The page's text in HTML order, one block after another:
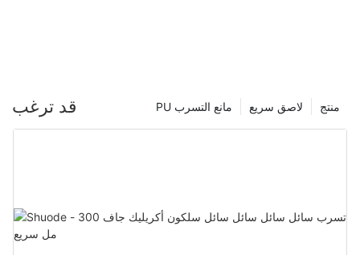
قد ترغب منتج لاصق سريع PU مانع التسرب